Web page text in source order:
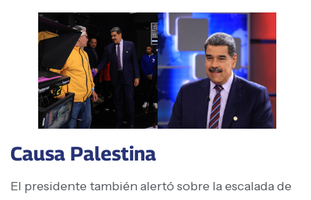
Causa Palestina
El presidente también alertó sobre la escalada de